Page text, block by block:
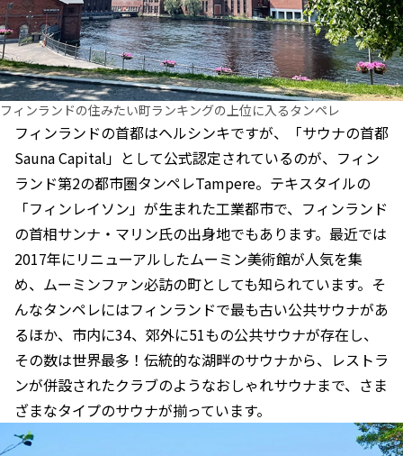
フィンランドの住みたい町ランキングの上位に入るタンペレ
フィンランドの首都はヘルシンキですが、「サウナの首都
Sauna Capital」として公式認定されているのが、フィン
ランド第2の都市圏タンペレTampere。テキスタイルの
「フィンレイソン」が生まれた工業都市で、フィンランド
の首相サンナ・マリン氏の出身地でもあります。最近では
2017年にリニューアルしたムーミン美術館が人気を集
め、ムーミンファン必訪の町としても知られています。そ
んなタンペレにはフィンランドで最も古い公共サウナがあ
るほか、市内に34、郊外に51もの公共サウナが存在し、
その数は世界最多！伝統的な湖畔のサウナから、レストラ
ンが併設されたクラブのようなおしゃれサウナまで、さま
ざまなタイプのサウナが揃っています。